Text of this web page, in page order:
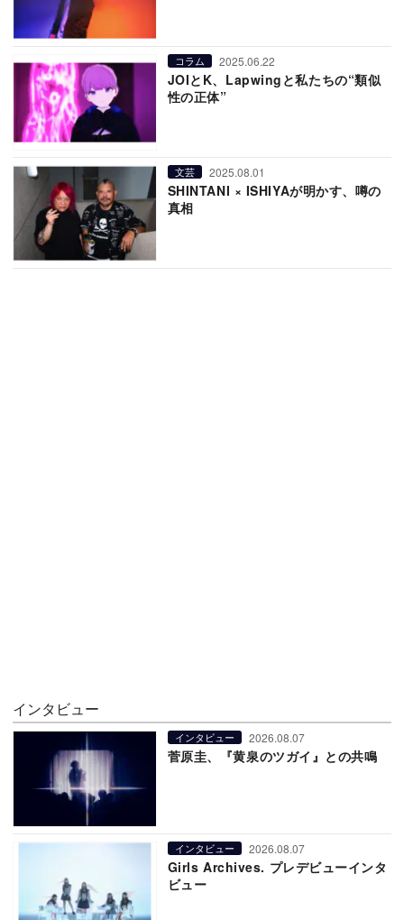
コラム 2025.06.22
JOIとK、Lapwingと私たちの“類似
性の正体”
文芸 2025.08.01
SHINTANI × ISHIYAが明かす、噂の
真相
インタビュー
インタビュー 2026.08.07
菅原圭、『黄泉のツガイ』との共鳴
インタビュー 2026.08.07
Girls Archives. プレデビューインタ
ビュー